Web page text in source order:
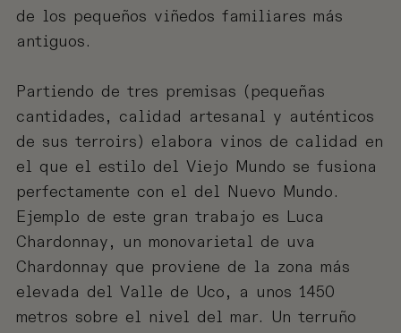
de los pequeños viñedos familiares más
antiguos.
Partiendo de tres premisas (pequeñas
cantidades, calidad artesanal y auténticos
de sus terroirs) elabora vinos de calidad en
el que el estilo del Viejo Mundo se fusiona
perfectamente con el del Nuevo Mundo.
Ejemplo de este gran trabajo es Luca
Chardonnay, un monovarietal de uva
Chardonnay que proviene de la zona más
elevada del Valle de Uco, a unos 1450
metros sobre el nivel del mar. Un terruño